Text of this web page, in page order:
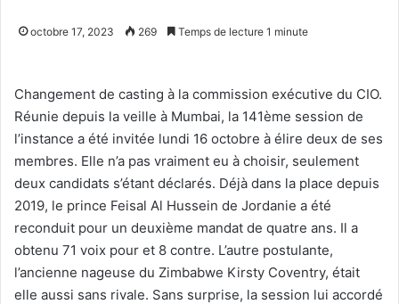
octobre 17, 2023 269 Temps de lecture 1 minute
Changement de casting à la commission exécutive du CIO.
Réunie depuis la veille à Mumbai, la 141ème session de
l’instance a été invitée lundi 16 octobre à élire deux de ses
membres. Elle n’a pas vraiment eu à choisir, seulement
deux candidats s’étant déclarés. Déjà dans la place depuis
2019, le prince Feisal Al Hussein de Jordanie a été
reconduit pour un deuxième mandat de quatre ans. Il a
obtenu 71 voix pour et 8 contre. L’autre postulante,
l’ancienne nageuse du Zimbabwe Kirsty Coventry, était
elle aussi sans rivale. Sans surprise, la session lui accordé